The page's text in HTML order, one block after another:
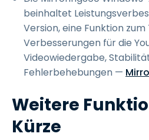
beinhaltet
Version, eine Funktion
Verbesserungen für die
Videowiedergabe,
Fehlerbehebungen —
Weitere
Kürze